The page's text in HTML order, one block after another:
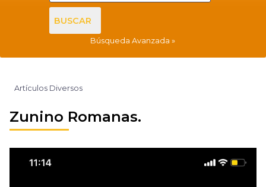
BUSCAR
Búsqueda Avanzada
Artículos Diversos
Zunino Romanas.